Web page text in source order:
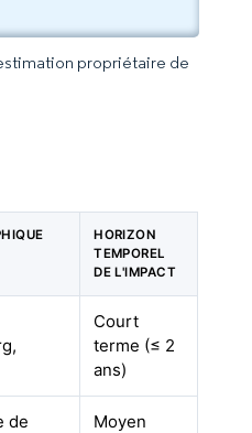
propriétaire de
HORIZON
TEMPOREL
DE L'IMPACT
Court
terme (≤ 2
ans)
de
Moyen